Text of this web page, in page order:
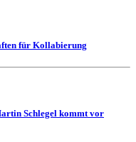
für Kollabierung
Schlegel kommt vor